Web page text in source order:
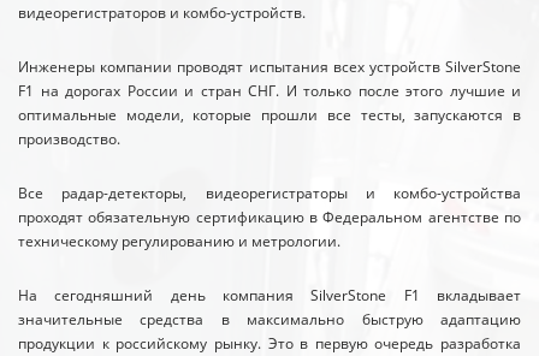
видеорегистраторов и комбо-устройств.
Инженеры компании проводят испытания всех устройств SilverStone
F1 на дорогах России и стран СНГ. И только после этого лучшие и
оптимальные модели, которые прошли все тесты, запускаются в
производство.
Все радар-детекторы, видеорегистраторы и комбо-устройства
проходят обязательную сертификацию в Федеральном агентстве по
техническому регулированию и метрологии.
На сегодняшний день компания SilverStone F1 вкладывает
значительные средства в максимально быструю адаптацию
продукции к российскому рынку. Это в первую очередь разработка